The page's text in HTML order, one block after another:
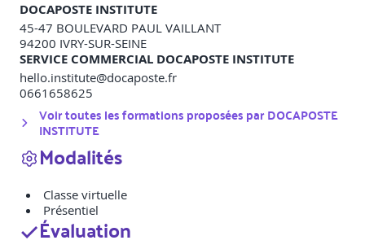
DOCAPOSTE INSTITUTE
45-47 BOULEVARD PAUL VAILLANT
94200 IVRY-SUR-SEINE
SERVICE COMMERCIAL DOCAPOSTE INSTITUTE
hello.institute@docaposte.fr
0661658625
Voir toutes les formations proposées parDOCAPOSTE
INSTITUTE
Modalités
Classe virtuelle
Présentiel
Évaluation